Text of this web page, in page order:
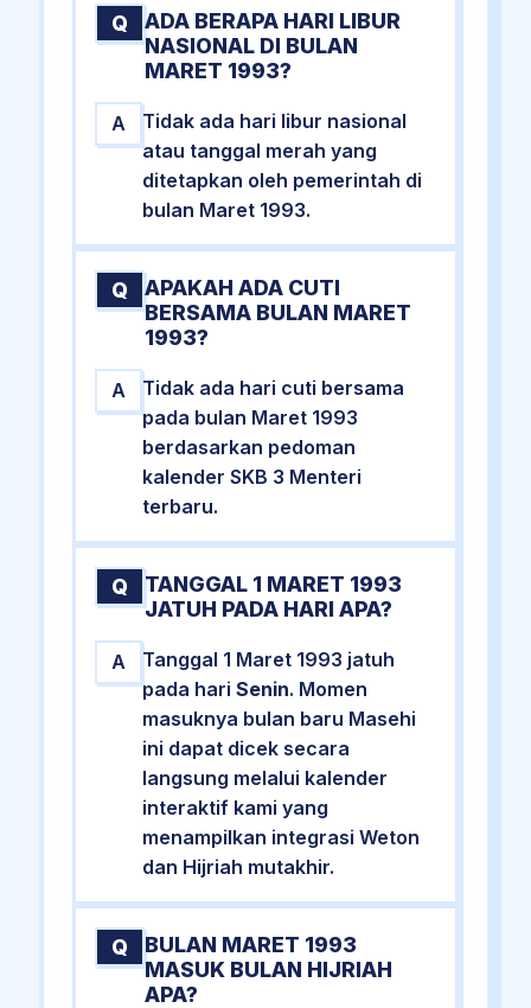
Q
ADA BERAPA HARI LIBUR
NASIONAL DI BULAN
MARET 1993?
A
Tidak ada hari libur nasional
atau tanggal merah yang
ditetapkan oleh pemerintah di
bulan Maret 1993.
Q
APAKAH ADA CUTI
BERSAMA BULAN MARET
1993?
A
Tidak ada hari cuti bersama
pada bulan Maret 1993
berdasarkan pedoman
kalender SKB 3 Menteri
terbaru.
Q
TANGGAL 1 MARET 1993
JATUH PADA HARI APA?
A
Tanggal 1 Maret 1993 jatuh
pada hari Senin. Momen
masuknya bulan baru Masehi
ini dapat dicek secara
langsung melalui kalender
interaktif kami yang
menampilkan integrasi Weton
dan Hijriah mutakhir.
Q
BULAN MARET 1993
MASUK BULAN HIJRIAH
APA?